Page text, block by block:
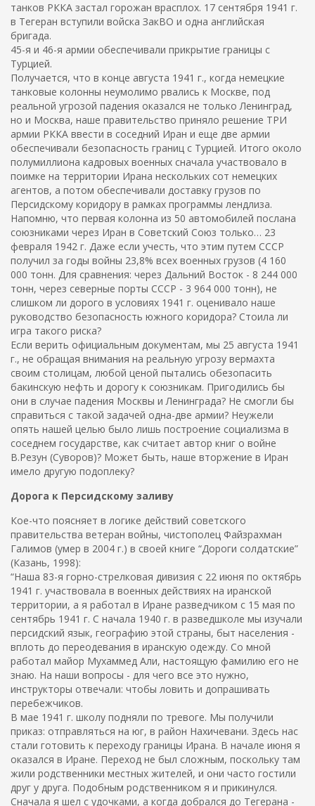
танков РККА застал горожан врасплох. 17 сентября 1941 г.
в Тегеран вступили войска ЗакВО и одна английская
бригада.
45-я и 46-я армии обеспечивали прикрытие границы с
Турцией.
Получается, что в конце августа 1941 г., когда немецкие
танковые колонны неумолимо рвались к Москве, под
реальной угрозой падения оказался не только Ленинград,
но и Москва, наше правительство приняло решение ТРИ
армии РККА ввести в соседний Иран и еще две армии
обеспечивали безопасность границ с Турцией. Итого около
полумиллиона кадровых военных сначала участвовало в
поимке на территории Ирана нескольких сот немецких
агентов, а потом обеспечивали доставку грузов по
Персидскому коридору в рамках программы лендлиза.
Напомню, что первая колонна из 50 автомобилей послана
союзниками через Иран в Советский Союз только… 23
февраля 1942 г. Даже если учесть, что этим путем СССР
получил за годы войны 23,8% всех военных грузов (4 160
000 тонн. Для сравнения: через Дальний Восток - 8 244 000
тонн, через северные порты СССР - 3 964 000 тонн), не
слишком ли дорого в условиях 1941 г. оценивало наше
руководство безопасность южного коридора? Стоила ли
игра такого риска?
Если верить официальным документам, мы 25 августа 1941
г., не обращая внимания на реальную угрозу вермахта
своим столицам, любой ценой пытались обезопасить
бакинскую нефть и дорогу к союзникам. Пригодились бы
они в случае падения Москвы и Ленинграда? Не смогли бы
справиться с такой задачей одна-две армии? Неужели
опять нашей целью было лишь построение социализма в
соседнем государстве, как считает автор книг о войне
В.Резун (Суворов)? Может быть, наше вторжение в Иран
имело другую подоплеку?
Дорога к Персидскому заливу
Кое-что поясняет в логике действий советского
правительства ветеран войны, чистополец Файзрахман
Галимов (умер в 2004 г.) в своей книге “Дороги солдатские”
(Казань, 1998):
“Наша 83-я горно-стрелковая дивизия с 22 июня по октябрь
1941 г. участвовала в военных действиях на иранской
территории, а я работал в Иране разведчиком с 15 мая по
сентябрь 1941 г. С начала 1940 г. в разведшколе мы изучали
персидский язык, географию этой страны, быт населения -
вплоть до переодевания в иранскую одежду. Со мной
работал майор Мухаммед Али, настоящую фамилию его не
знаю. На наши вопросы - для чего все это нужно,
инструкторы отвечали: чтобы ловить и допрашивать
перебежчиков.
В мае 1941 г. школу подняли по тревоге. Мы получили
приказ: отправляться на юг, в район Нахичевани. Здесь нас
стали готовить к переходу границы Ирана. В начале июня я
оказался в Иране. Переход не был сложным, поскольку там
жили родственники местных жителей, и они часто гостили
друг у друга. Подобным родственником я и прикинулся.
Сначала я шел с удочками, а когда добрался до Тегерана -